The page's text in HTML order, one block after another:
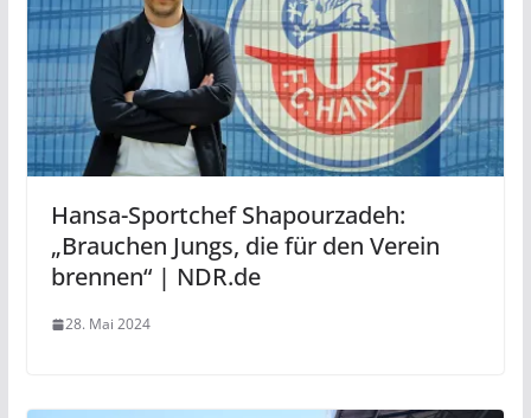
Hansa-Sportchef Shapourzadeh:
„Brauchen Jungs, die für den Verein
brennen“ | NDR.de
28. Mai 2024